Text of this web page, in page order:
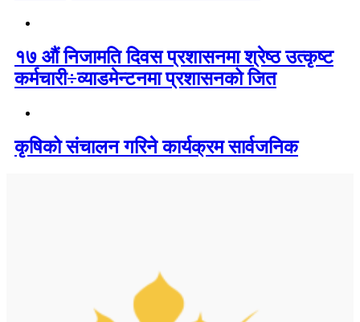
१७ औं निजामति दिवस प्रशासनमा श्रेष्ठ उत्कृष्ट
कर्मचारी÷व्याडमेन्टनमा प्रशासनको जित
कृषिको संचालन गरिने कार्यक्रम सार्वजनिक